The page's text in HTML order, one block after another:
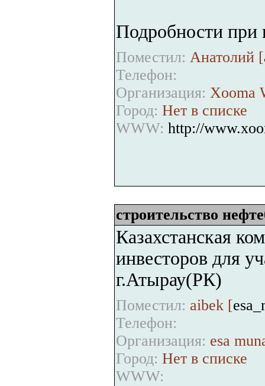
Подробности при
Поместил: Анатолий [
Телефон:
Организация: Xooma
Город: Нет в списке
WWW: http://
строительство
Казахстанская
инвесторов для
г.Атырау(РК)
Поместил: aibek [
Телефон:
Организация: esa
Город: Нет в списке
WWW: